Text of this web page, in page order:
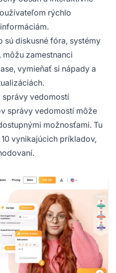
rýchlo
sú diskusné fóra, systémy
zamestnanci
vymieňať si nápady a
správy vedomostí
správy vedomostí môže
možnosťami. Tu
vynikajúcich príkladov,